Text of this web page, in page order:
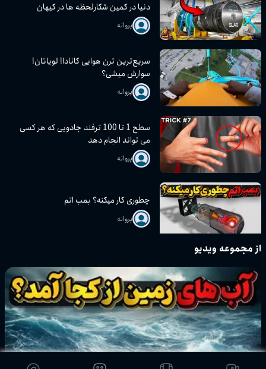
دنیا در کمین شکارلحظه ها در کیهان
پروانه
سوارش میشی؟
پروانه
پروانه
پروانه
فناوری ترسناک چت جی پی تی و دنیای
جدید پیش رو
پروانه
از مجموعه ویدیو